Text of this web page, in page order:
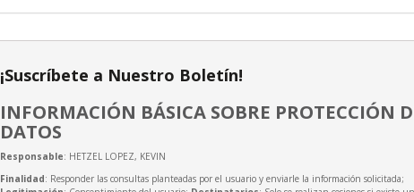
¡Suscríbete a Nuestro Boletín!
INFORMACIÓN BÁSICA SOBRE PROTECCIÓN
DATOS
Responsable: HETZEL LOPEZ, KEVIN
Finalidad: Responder las consultas planteadas por el usuario y enviarle la información solicitada;